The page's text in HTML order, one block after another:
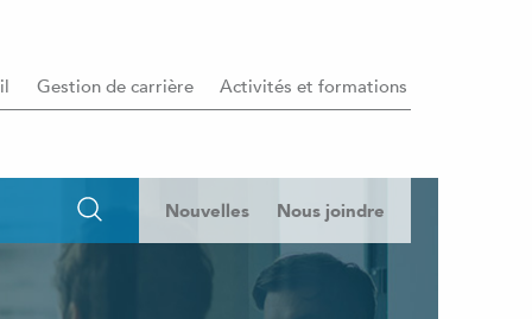
Gestion de carrière Activités et formations
Nouvelles Nous joindre